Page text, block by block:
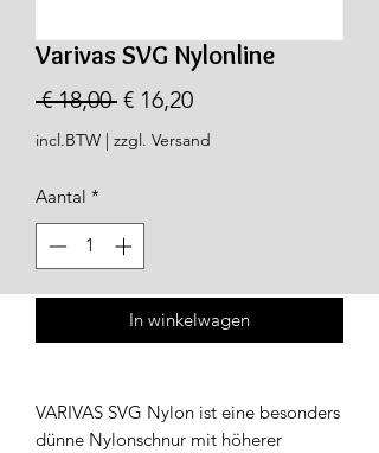
Varivas SVG Nylonline
€ 18,00 Normale
prijs
€ 16,20Verkoopprijs
incl.BTW | zzgl. Versand
Aantal *
In winkelwagen
VARIVAS SVG Nylon ist eine besonders
dünne Nylonschnur mit höherer